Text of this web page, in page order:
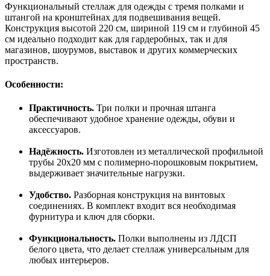
Функциональный стеллаж для одежды с тремя полками и
штангой на кронштейнах для подвешивания вещей.
Конструкция высотой 220 см, шириной 119 см и глубиной 45
см идеально подходит как для гардеробных, так и для
магазинов, шоурумов, выставок и других коммерческих
пространств.
Особенности:
Практичность. Три полки и прочная штанга
обеспечивают удобное хранение одежды, обуви и
аксессуаров.
Надёжность. Изготовлен из металлической профильной
трубы 20х20 мм с полимерно-порошковым покрытием,
выдерживает значительные нагрузки.
Удобство. Разборная конструкция на винтовых
соединениях. В комплект входит вся необходимая
фурнитура и ключ для сборки.
Функциональность. Полки выполнены из ЛДСП
белого цвета, что делает стеллаж универсальным для
любых интерьеров.